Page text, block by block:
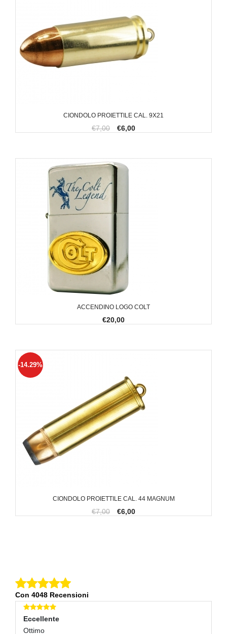
CIONDOLO PROIETTILE CAL. 9X21
€7,00 €6,00
ACCENDINO LOGO COLT
€20,00
CIONDOLO PROIETTILE CAL. 44 MAGNUM
-14.29%
€7,00 €6,00
Con 4048 Recensioni
Eccellente
Ottimo